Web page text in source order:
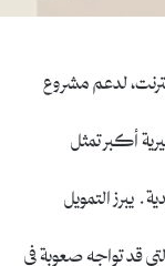
لدعم مشروع
أكبر تمثل
يبرز التمويل
قد تواجه صعوبة في